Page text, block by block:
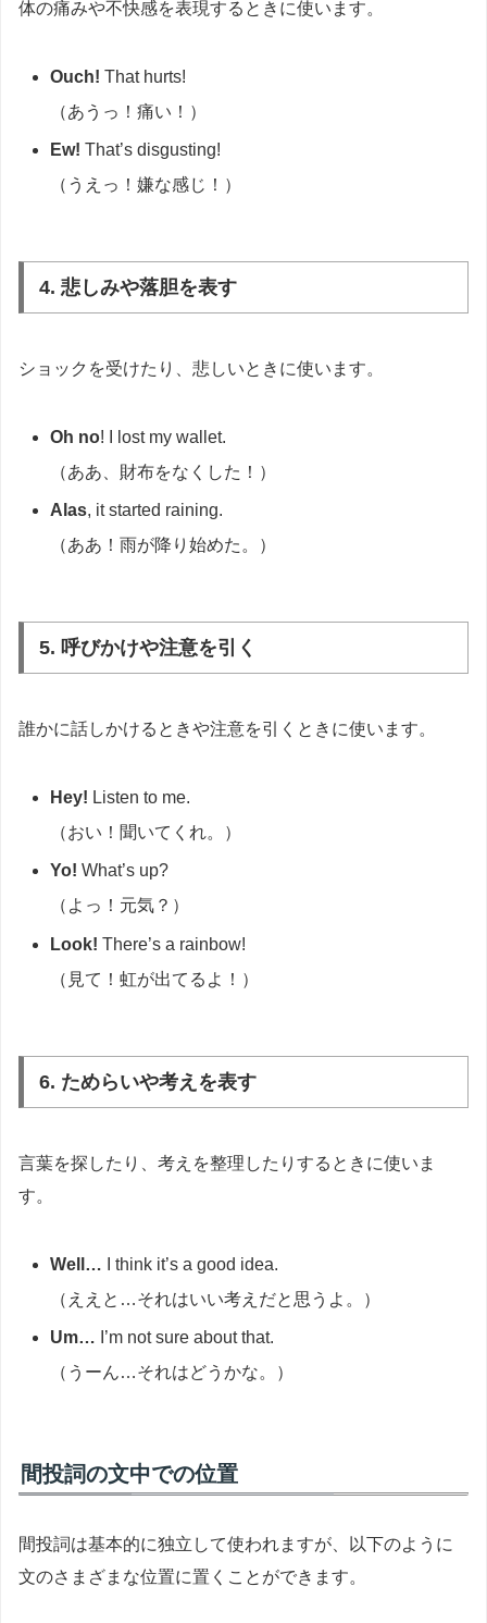
体の痛みや不快感を表現するときに使います。
Ouch! That hurts!
（あうっ！痛い！）
Ew! That’s disgusting!
（うえっ！嫌な感じ！）
4. 悲しみや落胆を表す
ショックを受けたり、悲しいときに使います。
Oh no! I lost my wallet.
（ああ、財布をなくした！）
Alas, it started raining.
（ああ！雨が降り始めた。）
5. 呼びかけや注意を引く
誰かに話しかけるときや注意を引くときに使います。
Hey! Listen to me.
（おい！聞いてくれ。）
Yo! What’s up?
（よっ！元気？）
Look! There’s a rainbow!
（見て！虹が出てるよ！）
6. ためらいや考えを表す
言葉を探したり、考えを整理したりするときに使いま
す。
Well… I think it’s a good idea.
（ええと…それはいい考えだと思うよ。）
Um… I’m not sure about that.
（うーん…それはどうかな。）
間投詞の文中での位置
間投詞は基本的に独立して使われますが、以下のように
文のさまざまな位置に置くことができます。